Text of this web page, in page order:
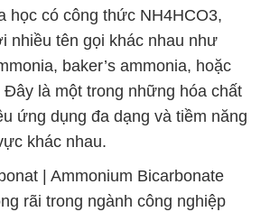
học có công thức NH4HCO3,
nhiều tên gọi khác nhau như
baker’s ammonia, hoặc
Đây là một trong những hóa chất
ứng dụng đa dạng và tiềm năng
khác nhau.
| Ammonium Bicarbonate
rãi trong ngành công nghiệp